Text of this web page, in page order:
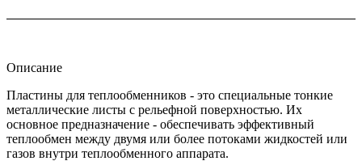
Описание
Пластины для теплообменников - это специальные тонкие
металлические листы с рельефной поверхностью. Их
основное предназначение - обеспечивать эффективный
теплообмен между двумя или более потоками жидкостей или
газов внутри теплообменного аппарата.